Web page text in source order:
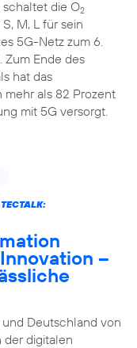
die O2
M, L für sein
5G-Netz zum 6.
Zum Ende des
hat das
mehr als 82 Prozent
mit 5G versorgt.
–
und Deutschland von
digitalen